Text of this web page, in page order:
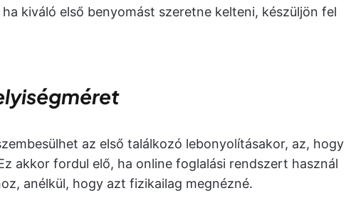
kiváló első benyomást szeretne kelteni, készüljön fel
az első találkozó lebonyolításakor, az, hogy
akkor fordul elő, ha online foglalási rendszert használ
anélkül, hogy azt fizikailag megnézné.